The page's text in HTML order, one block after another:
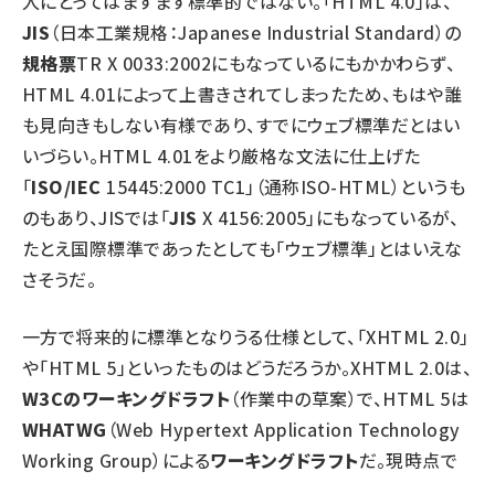
JIS （日本工業規格：Japanese Industrial Standard）の
規格票TR X 0033:2002にもなっているにもかかわらず、
HTML 4.01によって上書きされてしまったため、もはや誰
も見向きもしない有様であり、すでにウェブ標準だとはい
いづらい。HTML 4.01をより厳格な文法に仕上げた
「ISO/IEC 15445:2000 TC1」（通称ISO-HTML）というも
のもあり、JISでは「JIS X 4156:2005」にもなっているが、
たとえ国際標準であったとしても「ウェブ標準」とはいえな
さそうだ。
一方で将来的に標準となりうる仕様として、「XHTML 2.0」
や「HTML 5」といったものはどうだろうか。XHTML 2.0は、
W3Cのワーキングドラフト（作業中の草案）で、HTML 5は
WHATWG （Web Hypertext Application Technology
Working Group）によるワーキングドラフトだ。現時点で